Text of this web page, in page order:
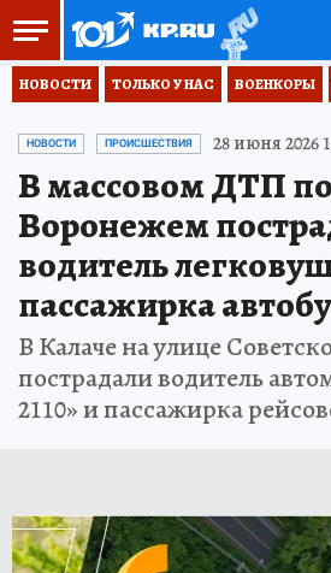
НОВОСТИ ТОЛЬКО У НАС ВОЕНКОРЫ
НОВОСТИ ПРОИСШЕСТВИЯ 28 июня 2026
В массовом ДТП
Воронежем
водитель
пассажирка
В Калаче на улице
пострадали водитель
2110» и пассажирка